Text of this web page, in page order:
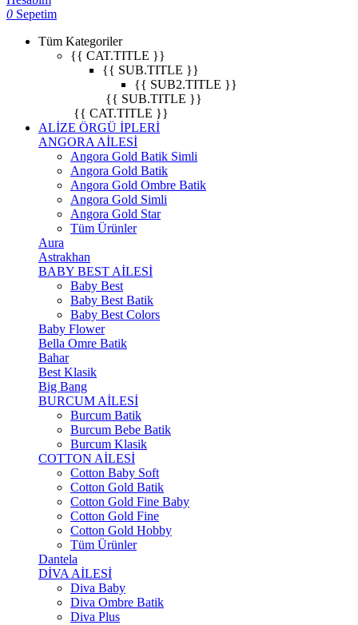
0 Sepetim
Tüm Kategoriler
{{ CAT.TITLE }}
{{ SUB.TITLE }}
{{ SUB2.TITLE }}
{{ SUB.TITLE }}
{{ CAT.TITLE }}
ALİZE ÖRGÜ İPLERİ
ANGORA AİLESİ
Angora Gold Batik Simli
Angora Gold Batik
Angora Gold Ombre Batik
Angora Gold Simli
Angora Gold Star
Tüm Ürünler
Aura
Astrakhan
BABY BEST AİLESİ
Baby Best
Baby Best Batik
Baby Best Colors
Baby Flower
Bella Omre Batik
Bahar
Best Klasik
Big Bang
BURCUM AİLESİ
Burcum Batik
Burcum Bebe Batik
Burcum Klasik
COTTON AİLESİ
Cotton Baby Soft
Cotton Gold Batik
Cotton Gold Fine Baby
Cotton Gold Fine
Cotton Gold Hobby
Tüm Ürünler
Dantela
DİVA AİLESİ
Diva Baby
Diva Ombre Batik
Diva Plus